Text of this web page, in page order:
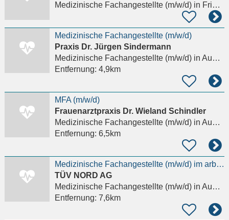
Medizinische Fachangestellte (m/w/d)in Friedberg
Medizinische Fachangestellte (m/w/d)
Praxis Dr. Jürgen Sindermann
Medizinische Fachangestellte (m/w/d)in Augsburg, Lechhausen
Entfernung: 4,9km
MFA (m/w/d)
Frauenarztpraxis Dr. Wieland Schindler
Medizinische Fachangestellte (m/w/d)in Augsburg, Lechhausen
Entfernung: 6,5km
Medizinische Fachangestellte (m/w/d) im arbeitsmedizinischen Zentrum Augsburg
TÜV NORD AG
Medizinische Fachangestellte (m/w/d)in Augsburg
Entfernung: 7,6km